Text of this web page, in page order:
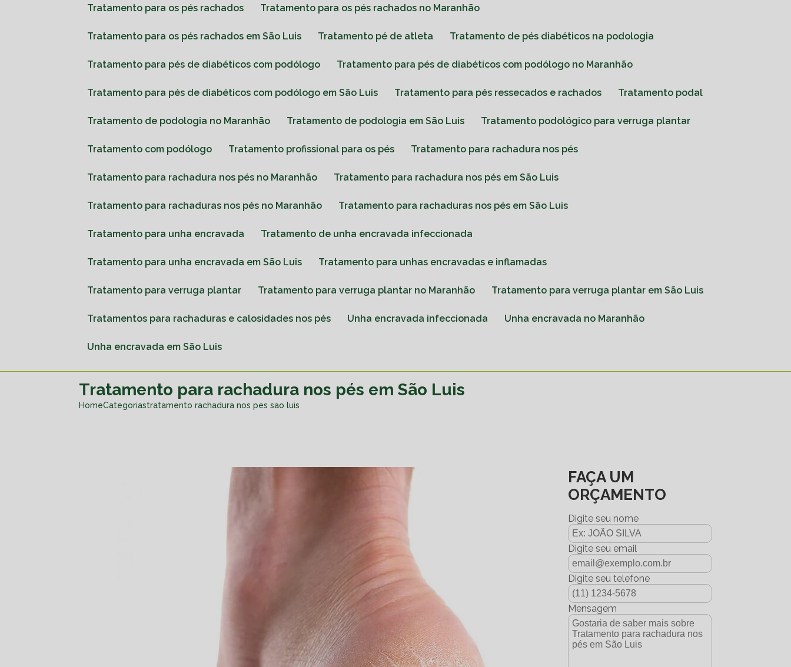
Tratamento para os pés rachados Tratamento para os pés rachados no Maranhão
Tratamento para os pés rachados em São Luis Tratamento pé de atleta Tratamento de pés diabéticos na podologia
Tratamento para pés de diabéticos com podólogo Tratamento para pés de diabéticos com podólogo no Maranhão
Tratamento para pés de diabéticos com podólogo em São Luis Tratamento para pés ressecados e rachados Tratamento podal
Tratamento de podologia no Maranhão Tratamento de podologia em São Luis Tratamento podológico para verruga plantar
Tratamento com podólogo Tratamento profissional para os pés Tratamento para rachadura nos pés
Tratamento para rachadura nos pés no Maranhão Tratamento para rachadura nos pés em São Luis
Tratamento para rachaduras nos pés no Maranhão Tratamento para rachaduras nos pés em São Luis
Tratamento para unha encravada Tratamento de unha encravada infeccionada
Tratamento para unha encravada em São Luis Tratamento para unhas encravadas e inflamadas
Tratamento para verruga plantar Tratamento para verruga plantar no Maranhão Tratamento para verruga plantar em São Luis
Tratamentos para rachaduras e calosidades nos pés Unha encravada infeccionada Unha encravada no Maranhão
Unha encravada em São Luis
HomeCategoriastratamento rachadura nos pes sao luis
Tratamento para rachadura nos pés em São Luis
FAÇA UM
ORÇAMENTO
Digite seu nome
Digite seu email
Digite seu telefone
Mensagem